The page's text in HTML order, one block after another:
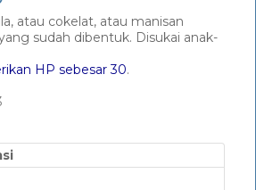
atau cokelat, atau manisan
sudah dibentuk. Disukai anak-
HP sebesar 30.